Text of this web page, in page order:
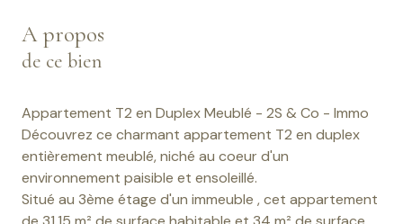
A propos
de ce bien
Appartement T2 en Duplex Meublé - 2S & Co - Immo
Découvrez ce charmant appartement T2 en duplex
entièrement meublé, niché au coeur d'un
environnement paisible et ensoleillé.
Situé au 3ème étage d'un immeuble , cet appartement